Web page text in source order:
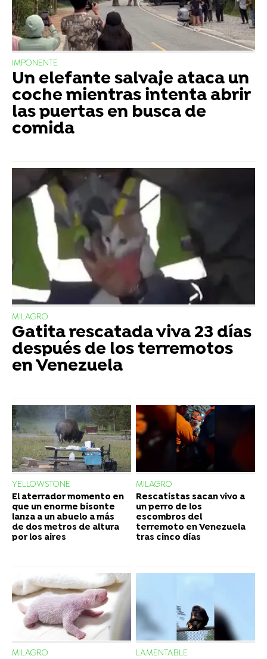
IMPONENTE
Un elefante salvaje ataca un
coche mientras intenta abrir
las puertas en busca de
comida
MILAGRO
Gatita rescatada viva 23 días
después de los terremotos
en Venezuela
YELLOWSTONE
El aterrador momento en
que un enorme bisonte
lanza a un abuelo a más
de dos metros de altura
por los aires
MILAGRO
Rescatistas sacan vivo a
un perro de los
escombros del
terremoto en Venezuela
tras cinco días
MILAGRO
LAMENTABLE